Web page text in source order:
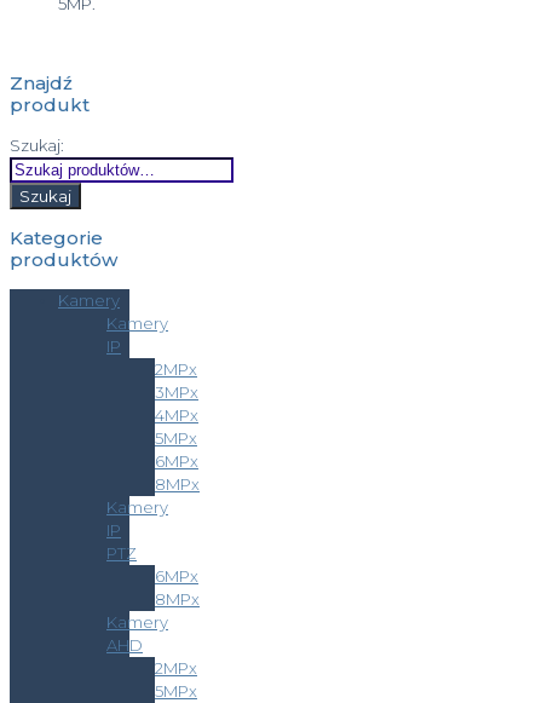
5MP.
Znajdź
produkt
Szukaj:
Szukaj
Kategorie
produktów
Kamery
Kamery
IP
2MPx
3MPx
4MPx
5MPx
6MPx
8MPx
Kamery
IP
PTZ
6MPx
8MPx
Kamery
AHD
2MPx
5MPx